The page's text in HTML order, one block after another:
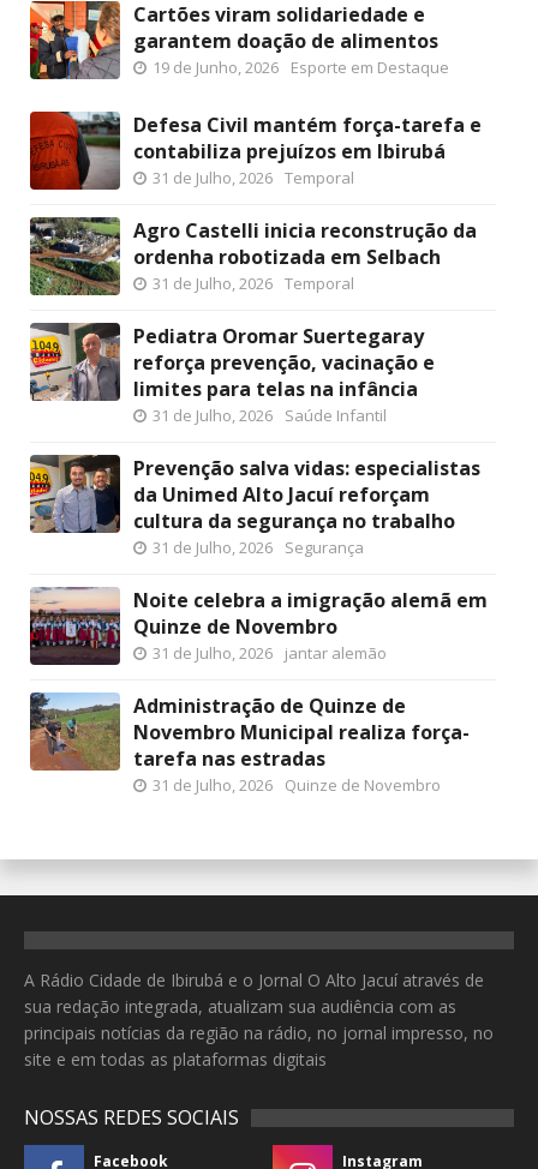
Cartões viram solidariedade e
garantem doação de alimentos
19 de Junho, 2026 Esporte em Destaque
Defesa Civil mantém força-tarefa e
contabiliza prejuízos em Ibirubá
31 de Julho, 2026 Temporal
Agro Castelli inicia reconstrução da
ordenha robotizada em Selbach
31 de Julho, 2026 Temporal
Pediatra Oromar Suertegaray
reforça prevenção, vacinação e
limites para telas na infância
31 de Julho, 2026 Saúde Infantil
Prevenção salva vidas: especialistas
da Unimed Alto Jacuí reforçam
cultura da segurança no trabalho
31 de Julho, 2026 Segurança
Noite celebra a imigração alemã em
Quinze de Novembro
31 de Julho, 2026 jantar alemão
Administração de Quinze de
Novembro Municipal realiza força-
tarefa nas estradas
31 de Julho, 2026 Quinze de Novembro
A Rádio Cidade de Ibirubá e o Jornal O Alto Jacuí através de
sua redação integrada, atualizam sua audiência com as
principais notícias da região na rádio, no jornal impresso, no
site e em todas as plataformas digitais
NOSSAS REDES SOCIAIS
Facebook Instagram